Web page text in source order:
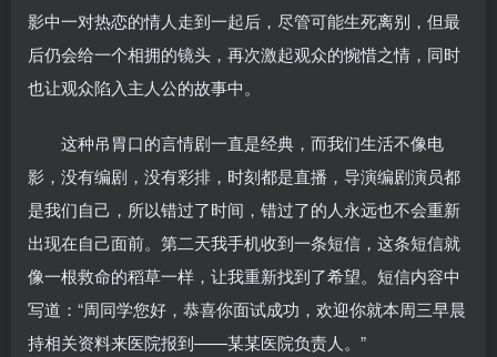
影中一对热恋的情人走到一起后，尽管可能生死离别，但最
后仍会给一个相拥的镜头，再次激起观众的惋惜之情，同时
也让观众陷入主人公的故事中。
这种吊胃口的言情剧一直是经典，而我们生活不像电
影，没有编剧，没有彩排，时刻都是直播，导演编剧演员都
是我们自己，所以错过了时间，错过了的人永远也不会重新
出现在自己面前。第二天我手机收到一条短信，这条短信就
像一根救命的稻草一样，让我重新找到了希望。短信内容中
写道：“周同学您好，恭喜你面试成功，欢迎你就本周三早晨
持相关资料来医院报到——某某医院负责人。”